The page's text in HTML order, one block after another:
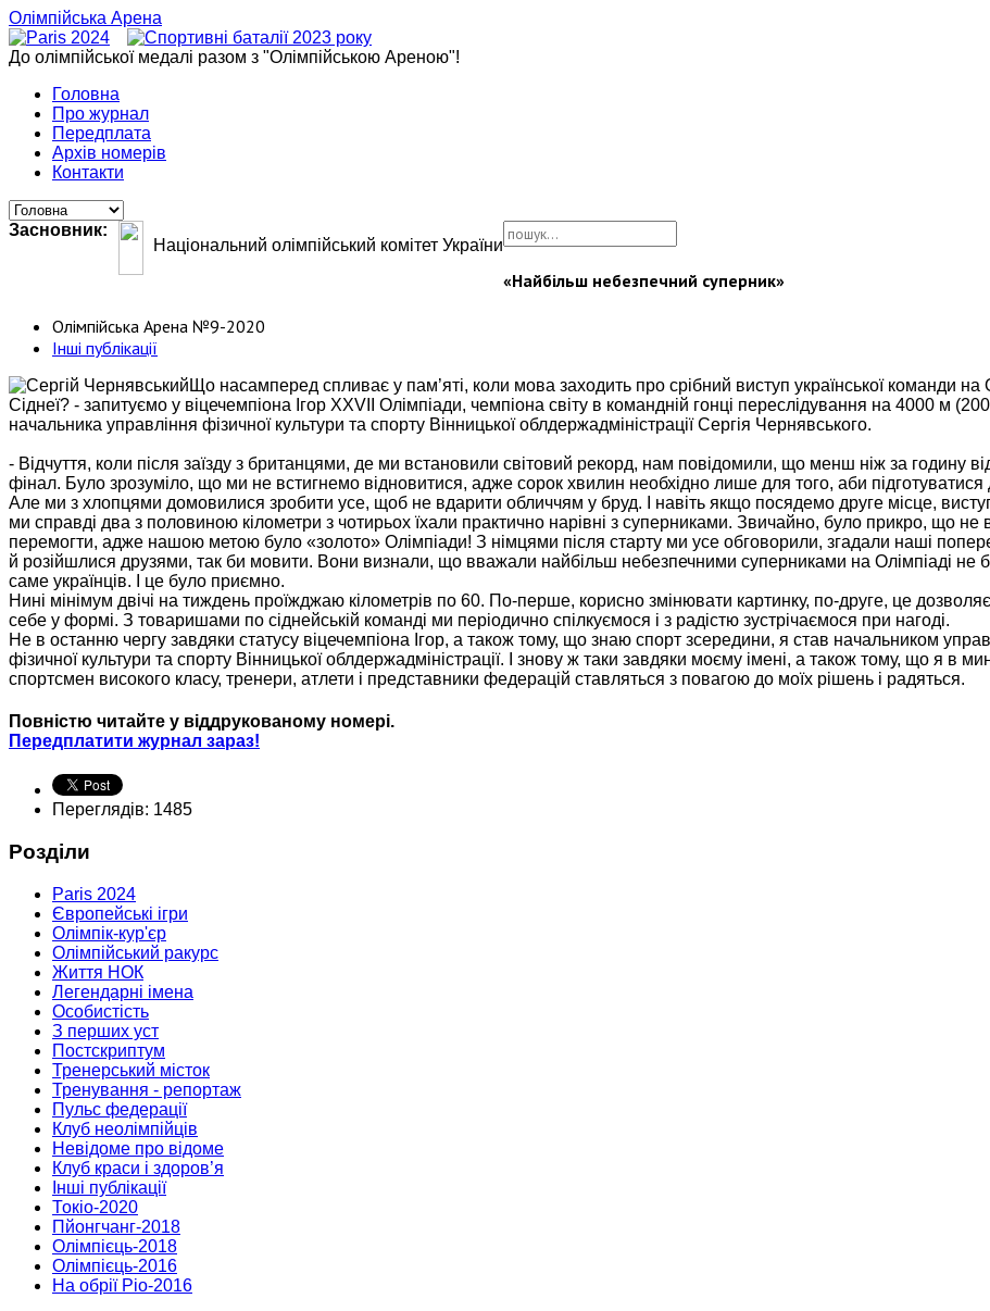
Олімпійська Арена
До олімпійської медалі разом з "Олімпійською Ареною"!
Головна
Про журнал
Передплата
Архів номерів
Контакти
Засновник:
Національний олімпійський комітет України
«Найбільш небезпечний суперник»
Олімпійська Арена №9-2020
Інші публікації
Що насамперед спливає у пам’яті, коли мова заходить про срібний виступ української команди на
Сіднеї? - запитуємо у віцечемпіона Ігор ХХVІІ Олімпіади, чемпіона світу в командній гонці переслідування на 4000 м
начальника управління фізичної культури та спорту Вінницької облдержадміністрації Сергія Чернявського.
- Відчуття, коли після заїзду з британцями, де ми встановили світовий рекорд, нам повідомили, що менш ніж за годину
фінал. Було зрозуміло, що ми не встигнемо відновитися, адже сорок хвилин необхідно лише для того, аби підготуватися
Але ми з хлопцями домовилися зробити усе, щоб не вдарити обличчям у бруд. І навіть якщо посядемо друге місце,
ми справді два з половиною кілометри з чотирьох їхали практично нарівні з суперниками. Звичайно, було прикро, що не
перемогти, адже нашою метою було «золото» Олімпіади! З німцями після старту ми усе обговорили, згадали наші
й розійшлися друзями, так би мовити. Вони визнали, що вважали найбільш небезпечними суперниками на Олімпіаді не
саме українців. І це було приємно.
Нині мінімум двічі на тиждень проїжджаю кілометрів по 60. По-перше, корисно змінювати картинку, по-друге, це
себе у формі. З товаришами по сіднейській команді ми періодично спілкуємося і з радістю зустрічаємося при нагоді.
Не в останню чергу завдяки статусу віцечемпіона Ігор, а також тому, що знаю спорт зсередини, я став начальником
фізичної культури та спорту Вінницької облдержадміністрації. І знову ж таки завдяки моєму імені, а також тому, що я в
спортсмен високого класу, тренери, атлети і представники федерацій ставляться з повагою до моїх рішень і радяться.
Повністю читайте у віддрукованому номері.
Передплатити журнал зараз!
Переглядів: 1485
Розділи
Paris 2024
Європейські ігри
Олімпік-кур'єр
Олімпійський ракурс
Життя НОК
Легендарні імена
Особистість
З перших уст
Постскриптум
Тренерський місток
Тренування - репортаж
Пульс федерації
Клуб неолімпійців
Невідоме про відоме
Клуб краси і здоров’я
Інші публікації
Токіо-2020
Пйонгчанг-2018
Олімпієць-2018
Олімпієць-2016
На обрії Ріо-2016